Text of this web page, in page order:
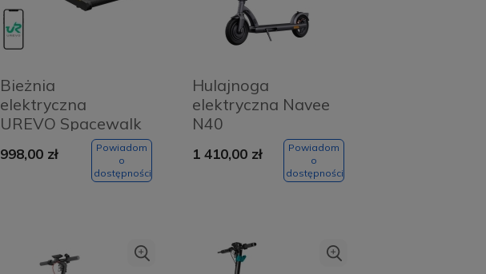
Bieżnia
elektryczna
UREVO Spacewalk
998,00 zł
Powiadom
o
dostępności
Hulajnoga
elektryczna Navee
N40
1 410,00 zł
Powiadom
o
dostępności